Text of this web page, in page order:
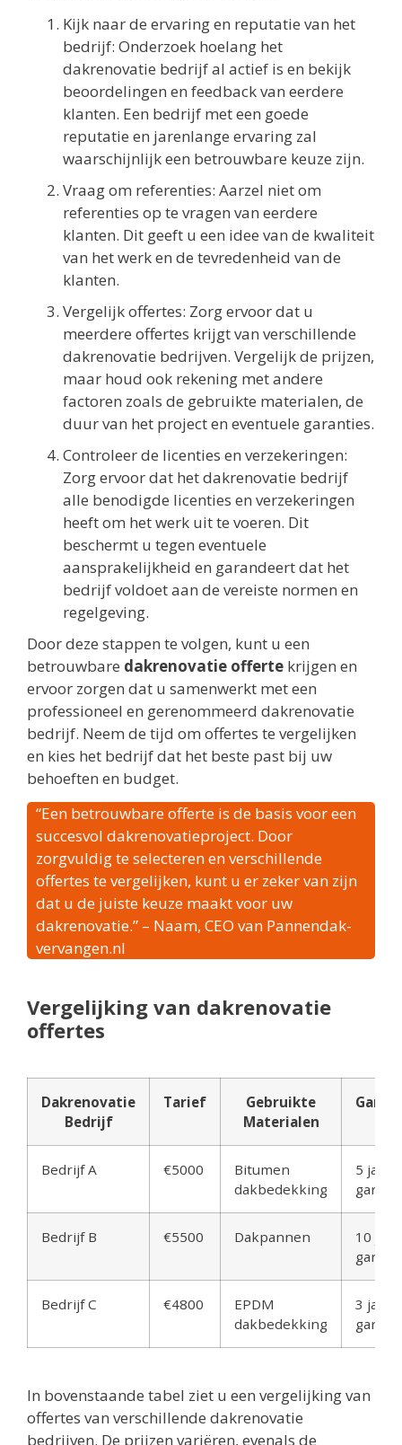
Kijk naar de ervaring en reputatie van het
bedrijf: Onderzoek hoelang het
dakrenovatie bedrijf al actief is en bekijk
beoordelingen en feedback van eerdere
klanten. Een bedrijf met een goede
reputatie en jarenlange ervaring zal
waarschijnlijk een betrouwbare keuze zijn.
Vraag om referenties: Aarzel niet om
referenties op te vragen van eerdere
klanten. Dit geeft u een idee van de kwaliteit
van het werk en de tevredenheid van de
klanten.
Vergelijk offertes: Zorg ervoor dat u
meerdere offertes krijgt van verschillende
dakrenovatie bedrijven. Vergelijk de prijzen,
maar houd ook rekening met andere
factoren zoals de gebruikte materialen, de
duur van het project en eventuele garanties.
Controleer de licenties en verzekeringen:
Zorg ervoor dat het dakrenovatie bedrijf
alle benodigde licenties en verzekeringen
heeft om het werk uit te voeren. Dit
beschermt u tegen eventuele
aansprakelijkheid en garandeert dat het
bedrijf voldoet aan de vereiste normen en
regelgeving.
Door deze stappen te volgen, kunt u een
betrouwbare dakrenovatie offerte krijgen en
ervoor zorgen dat u samenwerkt met een
professioneel en gerenommeerd dakrenovatie
bedrijf. Neem de tijd om offertes te vergelijken
en kies het bedrijf dat het beste past bij uw
behoeften en budget.
“Een betrouwbare offerte is de basis voor een
succesvol dakrenovatieproject. Door
zorgvuldig te selecteren en verschillende
offertes te vergelijken, kunt u er zeker van zijn
dat u de juiste keuze maakt voor uw
dakrenovatie.” – Naam, CEO van Pannendak-
vervangen.nl
Vergelijking van dakrenovatie
offertes
Dakrenovatie
Bedrijf
Tarief
Gebruikte
Materialen
Bedrijf A €5000
Bitumen
dakbedekking
5 jaar
Bedrijf B €5500 Dakpannen
10 jaar
Bedrijf C €4800
EPDM
dakbedekking
3 jaar
In bovenstaande tabel ziet u een vergelijking van
offertes van verschillende dakrenovatie
bedrijven. De prijzen variëren, evenals de